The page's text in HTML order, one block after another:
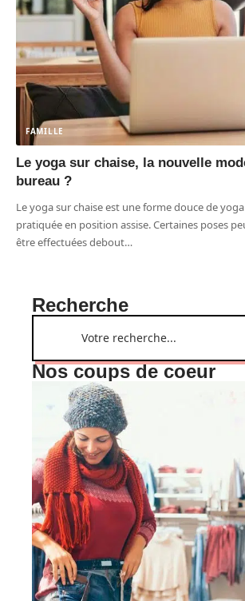
FAMILLE
Le yoga sur chaise, la nouvelle
bureau ?
Le yoga sur chaise est une forme douce de
pratiquée en position assise. Certaines poses
être effectuées debout…
Recherche
Nos coups de coeur